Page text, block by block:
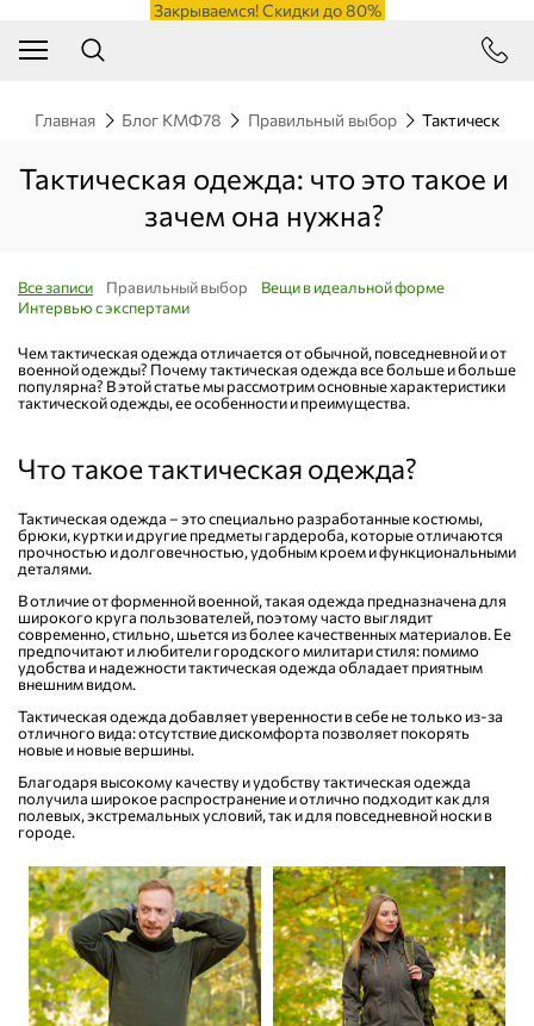
Закрываемся! Скидки до 80%
Главная Блог КМФ78 Правильный выбор Тактическая
Тактическая одежда: что это такое и
зачем она нужна?
Все записи Правильный выбор
Вещи в идеальной форме
Интервью с экспертами
Чем тактическая одежда отличается от обычной, повседневной и от
военной одежды? Почему тактическая одежда все больше и больше
популярна? В этой статье мы рассмотрим основные характеристики
тактической одежды, ее особенности и преимущества.
Что такое тактическая одежда?
Тактическая одежда – это специально разработанные костюмы,
брюки, куртки и другие предметы гардероба, которые отличаются
прочностью и долговечностью, удобным кроем и функциональными
деталями.
В отличие от форменной военной, такая одежда предназначена для
широкого круга пользователей, поэтому часто выглядит
современно, стильно, шьется из более качественных материалов. Ее
предпочитают и любители городского милитари стиля: помимо
удобства и надежности тактическая одежда обладает приятным
внешним видом.
Тактическая одежда добавляет уверенности в себе не только из-за
отличного вида: отсутствие дискомфорта позволяет покорять
новые и новые вершины.
Благодаря высокому качеству и удобству тактическая одежда
получила широкое распространение и отлично подходит как для
полевых, экстремальных условий, так и для повседневной носки в
городе.